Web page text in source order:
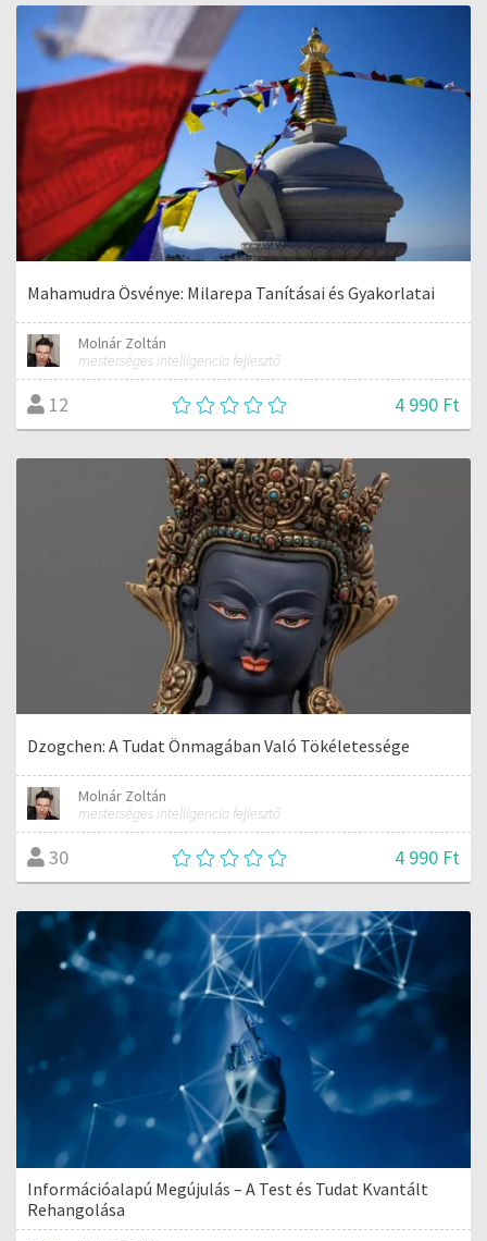
Mahamudra Ösvénye: Milarepa Tanításai és Gyakorlatai
Molnár Zoltán
mesterséges intelligencia fejlesztő
12 4 990 Ft
Dzogchen: A Tudat Önmagában Való Tökéletessége
Molnár Zoltán
mesterséges intelligencia fejlesztő
30 4 990 Ft
Információalapú Megújulás – A Test és Tudat Kvantált
Rehangolása